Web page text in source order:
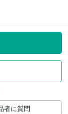
者に質問